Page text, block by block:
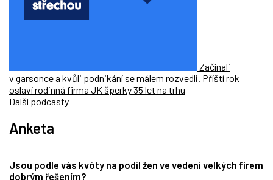
Začínali
v garsonce a kvůli podnikání se málem rozvedli. Příští rok
oslaví rodinná firma JK šperky 35 let na trhu
Další podcasty
Anketa
Jsou podle vás kvóty na podíl žen ve vedení velkých firem
dobrým řešením?